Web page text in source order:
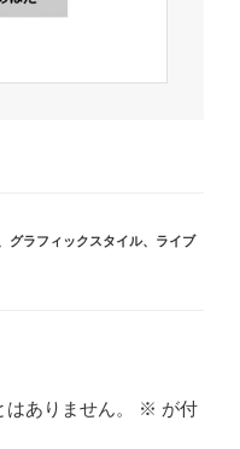
グラフィックスタイル、
ライブ
ありません。 ※ が付